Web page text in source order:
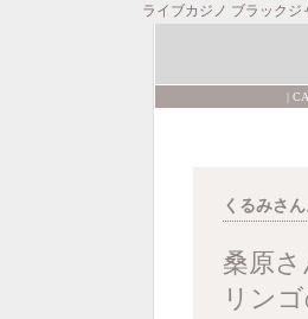
ライブカジノ ブラックジ
|
くるみさん
桑原
リン